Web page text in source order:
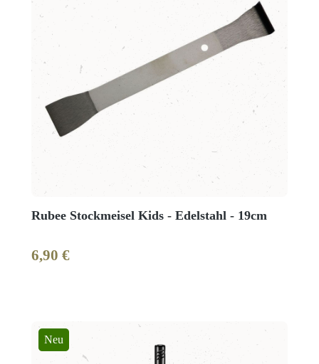
Rubee Stockmeisel Kids - Edelstahl - 19cm
Regulärer Preis:
6,90 €
Neu